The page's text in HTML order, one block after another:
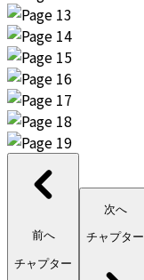
前へ
チャプター
次へ
チャプター